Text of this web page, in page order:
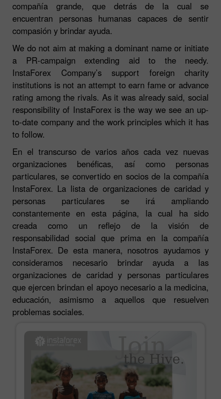
compañía grande, que detrás de la cual se
encuentran personas humanas capaces de sentir
compasión y brindar ayuda.
We do not aim at making a dominant name or initiate
a PR-campaign extending aid to the needy.
InstaForex Company’s support foreign charity
institutions is not an attempt to earn fame or advance
rating among the rivals. As it was already said, social
responsibility of InstaForex is the way we see an up-
to-date company and the work principles which it has
to follow.
En el transcurso de varios años cada vez nuevas
organizaciones benéficas, así como personas
particulares, se convertido en socios de la compañía
InstaForex. La lista de organizaciones de caridad y
personas particulares se irá ampliando
constantemente en esta página, la cual ha sido
creada como un reflejo de la visión de
responsabilidad social que prima en la compañía
InstaForex. De esta manera, nosotros ayudamos y
consideramos necesario brindar ayuda a las
organizaciones de caridad y personas particulares
que ejercen brindan el apoyo necesario a la medicina,
educación, asimismo a aquellos que resuelven
problemas sociales.